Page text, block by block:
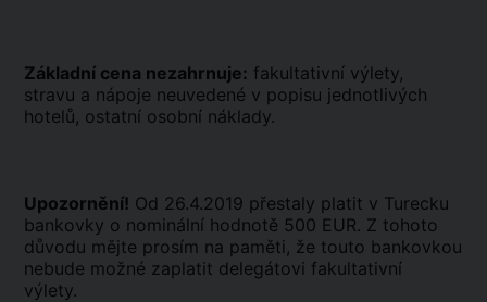
Základní cena nezahrnuje: fakultativní výlety,
stravu a nápoje neuvedené v popisu jednotlivých
hotelů, ostatní osobní náklady.
Upozornění! Od 26.4.2019 přestaly platit v Turecku
bankovky o nominální hodnotě 500 EUR. Z tohoto
důvodu mějte prosím na paměti, že touto bankovkou
nebude možné zaplatit delegátovi fakultativní
výlety.